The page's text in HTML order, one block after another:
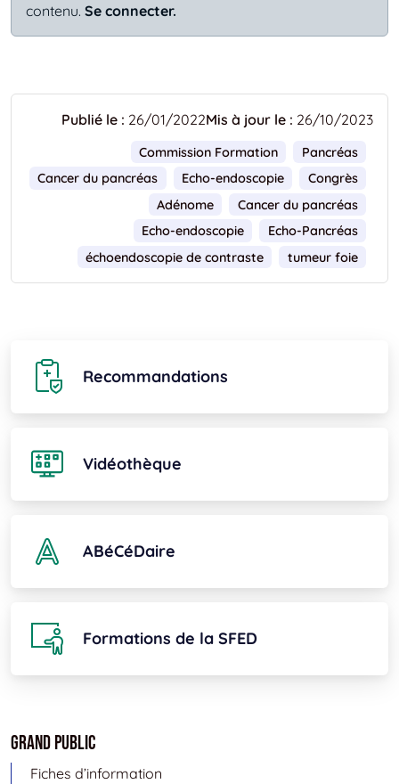
contenu. Se connecter.
Publié le : 26/01/2022Mis à jour le : 26/10/2023
Commission Formation
Pancréas
Cancer du pancréas
Echo-endoscopie
Congrès
Adénome
Cancer du pancréas
Echo-endoscopie
Echo-Pancréas
échoendoscopie de contraste
tumeur foie
Recommandations
Vidéothèque
ABéCéDaire
Formations de la SFED
Grand public
Fiches d’information